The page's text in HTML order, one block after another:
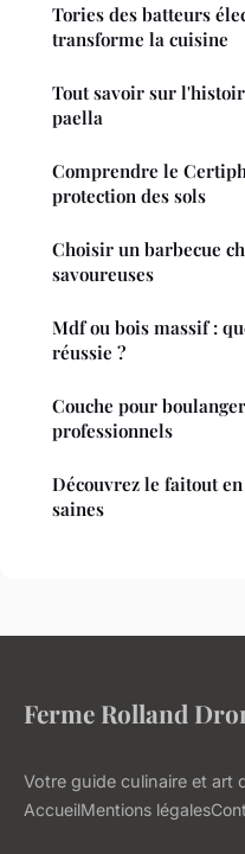
Tories des batteurs
transforme la cuisine
Tout savoir sur
paella
Comprendre le
protection des sols
Choisir un barbecue
savoureuses
Mdf ou bois massif :
réussie ?
Couche pour
professionnels
Découvrez le faitout
saines
Ferme Rolland
Votre guide culinaire et art
AccueilMentions légales